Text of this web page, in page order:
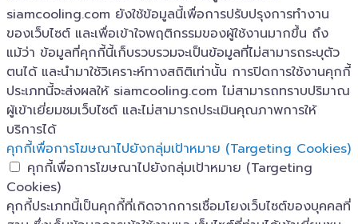
siamcooling.com ยังใช้ข้อมูลนี้เพื่อการปรับปรุงการทำงาน
ของเว็บไซต์ และเพื่อเข้าใจพฤติกรรมของผู้ใช้งานมากขึ้น ถึง
แม้ว่า ข้อมูลที่คุกกี้นี้เก็บรวบรวมจะเป็นข้อมูลที่ไม่สามารถระบุตัว
ตนได้ และนำมาใช้วิเคราะห์ทางสถิติเท่านั้น การปิดการใช้งานคุกกี้
ประเภทนี้จะส่งผลให้ siamcooling.com ไม่สามารถทราบปริมาณ
ผู้เข้าเยี่ยมชมเว็บไซต์ และไม่สามารถประเมินคุณภาพการให้
บริการได้
คุกกี้เพื่อการโฆษณาไปยังกลุ่มเป้าหมาย (Targeting Cookies)
คุกกี้เพื่อการโฆษณาไปยังกลุ่มเป้าหมาย (Targeting
Cookies)
คุกกี้ประเภทนี้เป็นคุกกี้ที่เกิดจากการเชื่อมโยงเว็บไซต์ของบุคคลที่